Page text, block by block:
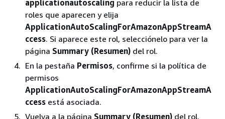
applicationautoscaling para reducir la lista de
roles que aparecen y elija
ApplicationAutoScalingForAmazonAppStreamA
ccess. Si aparece este rol, selecciónelo para ver la
página Summary (Resumen) del rol.
En la pestaña Permisos, confirme si la política de
permisos
ApplicationAutoScalingForAmazonAppStreamA
ccess está asociada.
Vuelva a la página Summary (Resumen) del rol.